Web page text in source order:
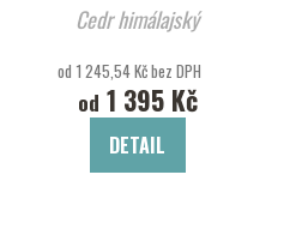
Cedr himálajský
od 1 245,54 Kč bez DPH
od 1 395 Kč
DETAIL